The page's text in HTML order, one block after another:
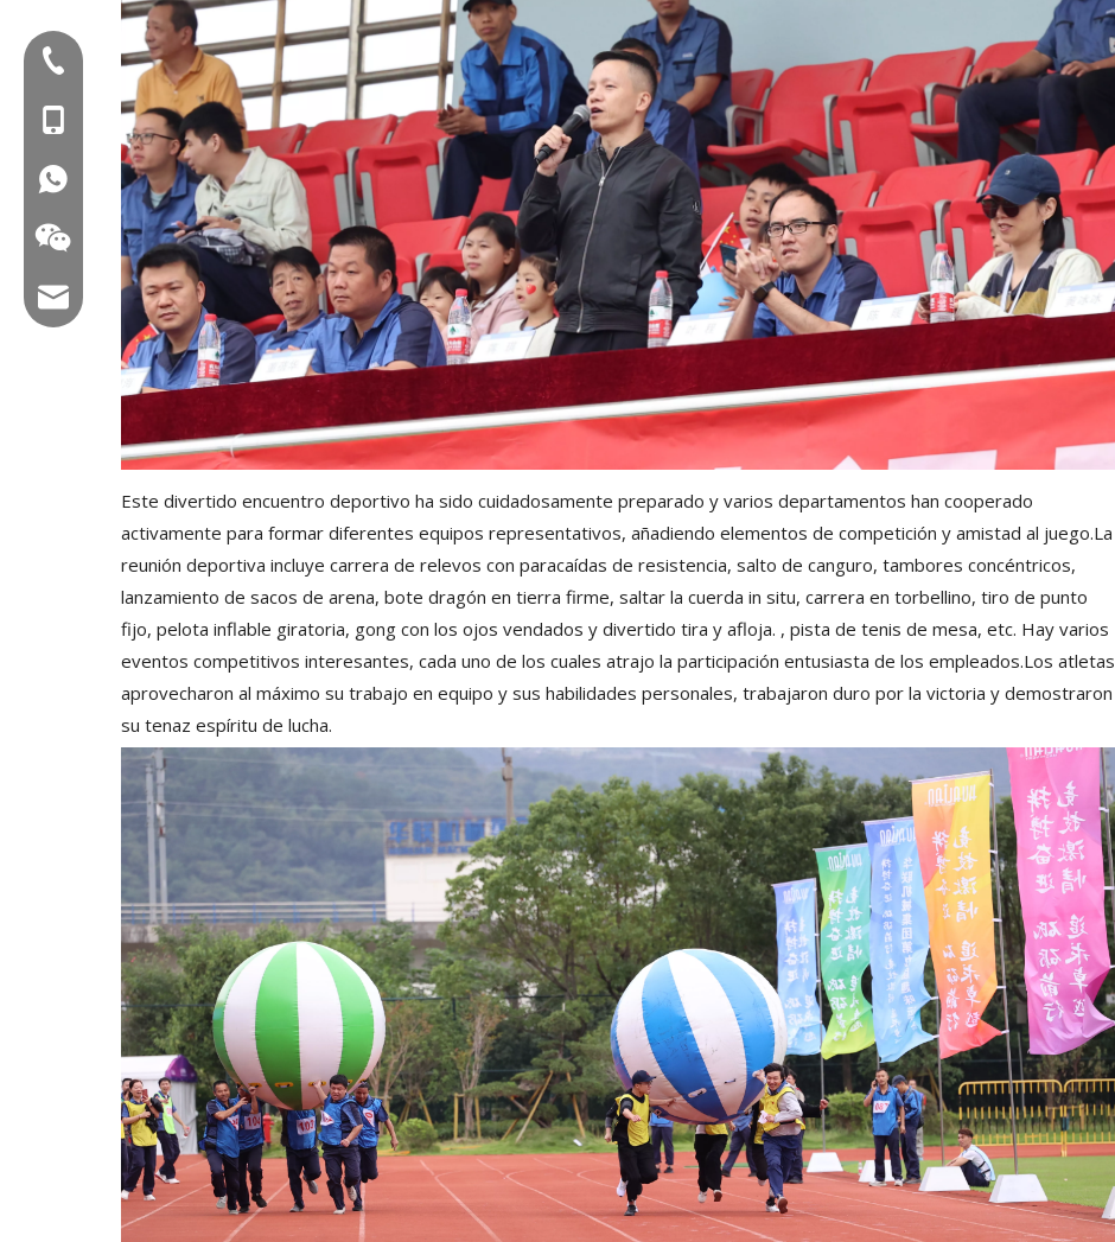
Este divertido encuentro deportivo ha sido cuidadosamente preparado y varios departamentos han cooperado
activamente para formar diferentes equipos representativos, añadiendo elementos de competición y amistad al juego.La
reunión deportiva incluye carrera de relevos con paracaídas de resistencia, salto de canguro, tambores concéntricos,
lanzamiento de sacos de arena, bote dragón en tierra firme, saltar la cuerda in situ, carrera en torbellino, tiro de punto
fijo, pelota inflable giratoria, gong con los ojos vendados y divertido tira y afloja. , pista de tenis de mesa, etc. Hay varios
eventos competitivos interesantes, cada uno de los cuales atrajo la participación entusiasta de los empleados.Los atletas
aprovecharon al máximo su trabajo en equipo y sus habilidades personales, trabajaron duro por la victoria y demostraron
su tenaz espíritu de lucha.
Tel:+86-577-88627766
Mob: +86-18858715170
WA: 0086 18858715170
Correo electrónico: hl@hualian.biz